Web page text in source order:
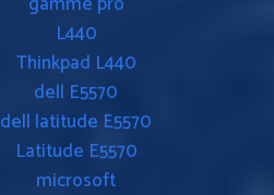
L440
Thinkpad L440
dell E5570
dell latitude E5570
Latitude E5570
microsoft